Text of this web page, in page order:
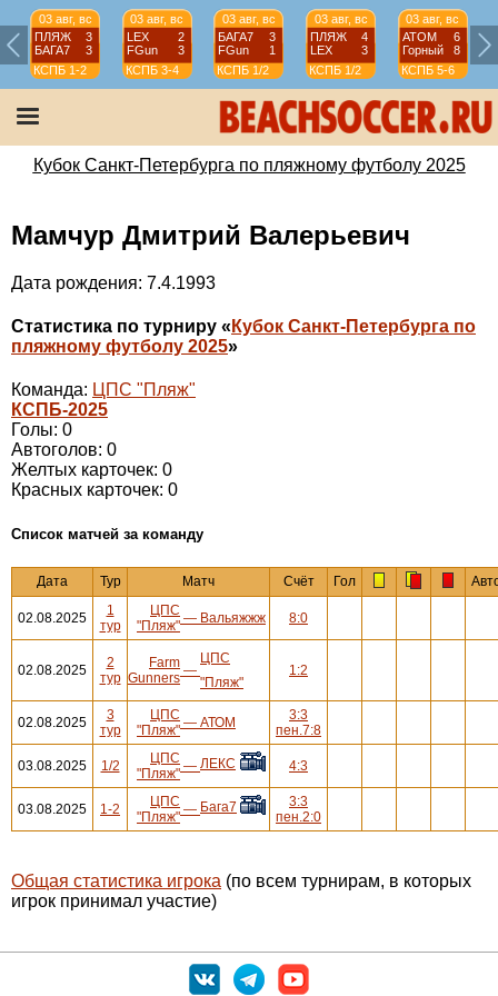
03 авг, вс
ПЛЯЖ
3
БАГА7
3
КСПБ 1-2
03 авг, вс
LEX
2
FGun
3
КСПБ 3-4
03 авг, вс
БАГА7
3
FGun
1
КСПБ 1/2
03 авг, вс
ПЛЯЖ
4
LEX
3
КСПБ 1/2
03 авг, вс
АТОМ
6
Горный
8
КСПБ 5-6
Кубок Санкт-Петербурга по пляжному футболу 2025
Мамчур Дмитрий Валерьевич
Дата рождения: 7.4.1993
Статистика по турниру « Кубок Санкт-Петербурга по
пляжному футболу 2025»
Команда: ЦПС "Пляж"
КСПБ-2025
Голы: 0
Автоголов: 0
Желтых карточек: 0
Красных карточек: 0
Cписок матчей за команду
Дата Тур Матч Счёт Гол
02.08.2025
1
тур
ЦПС
"Пляж" — Вальяжжж 8:0
02.08.2025
2
тур
Farm
Gunners —
ЦПС
"Пляж"
1:2
02.08.2025
3
тур
ЦПС
"Пляж" — АТОМ
3:3
пен.7:8
03.08.2025 1/2
ЦПС
"Пляж" — ЛЕКС 4:3
03.08.2025 1-2
ЦПС
"Пляж" — Бага7
3:3
пен.2:0
Общая статистика игрока (по всем турнирам, в которых
игрок принимал участие)